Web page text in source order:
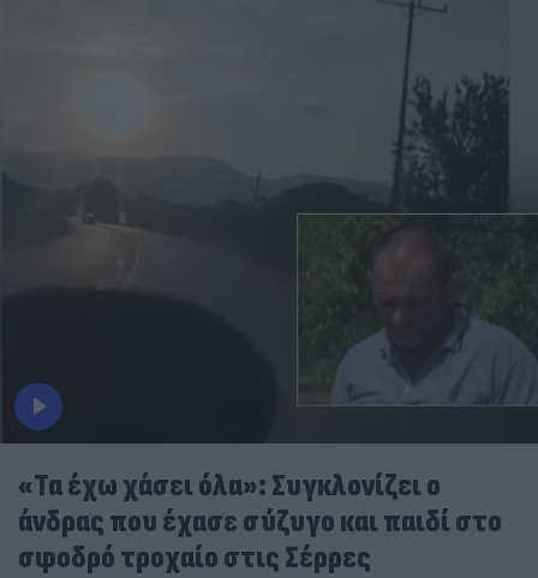
«Τα έχω χάσει όλα»: Συγκλονίζει ο
άνδρας που έχασε σύζυγο και παιδί στο
σφοδρό τροχαίο στις Σέρρες